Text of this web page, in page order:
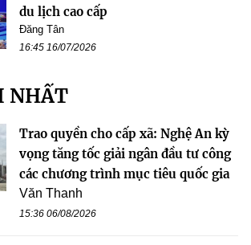
du lịch cao cấp
Đăng Tân
16:45 16/07/2026
NHẤT
Trao quyền cho cấp xã: Nghệ An kỳ
vọng tăng tốc giải ngân đầu tư công
các chương trình mục tiêu quốc gia
Văn Thanh
15:36 06/08/2026